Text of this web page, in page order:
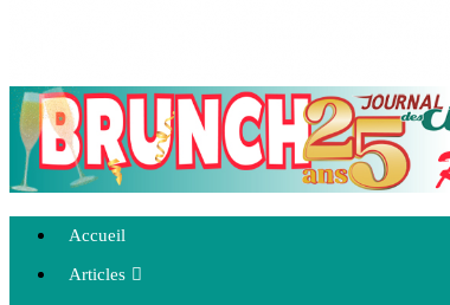
Accueil
Articles